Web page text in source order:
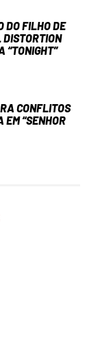
DO FILHO DE
DISTORTION
“TONIGHT”
CONFLITOS
EM “SENHOR